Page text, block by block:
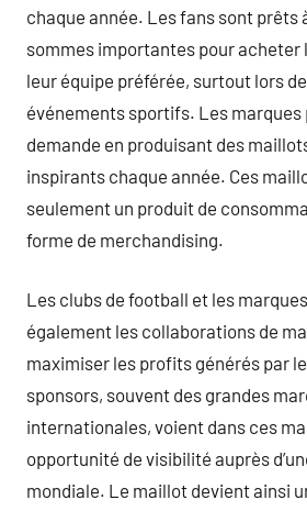
chaque année. Les fans sont prêts
sommes importantes pour acheter
leur équipe préférée, surtout lors
événements sportifs. Les
demande en produisant des
inspirants chaque année. Ces
seulement un produit de
forme de merchandising.
Les clubs de football et les
également les collaborations de
maximiser les profits générés par
sponsors, souvent des grandes
internationales, voient dans ces
opportunité de visibilité auprès
mondiale. Le maillot devient ainsi